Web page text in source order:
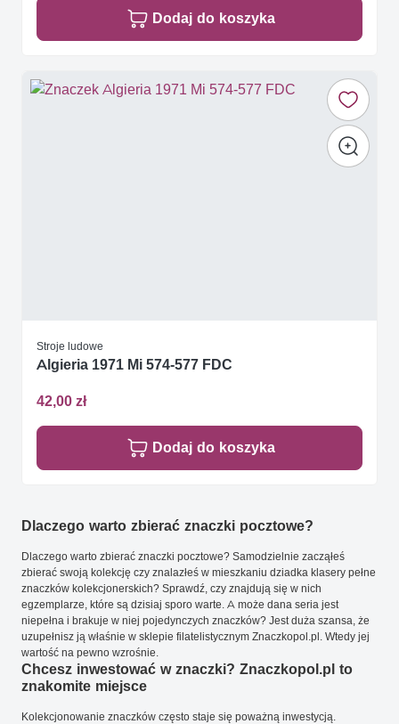
Dodaj do koszyka
Stroje ludowe
Algieria 1971 Mi 574-577 FDC
42,00 zł
Dodaj do koszyka
Dlaczego warto zbierać znaczki pocztowe?
Dlaczego warto zbierać znaczki pocztowe? Samodzielnie zacząłeś
zbierać swoją kolekcję czy znalazłeś w mieszkaniu dziadka klasery pełne
znaczków kolekcjonerskich? Sprawdź, czy znajdują się w nich
egzemplarze, które są dzisiaj sporo warte. A może dana seria jest
niepełna i brakuje w niej pojedynczych znaczków? Jest duża szansa, że
uzupełnisz ją właśnie w sklepie filatelistycznym Znaczkopol.pl. Wtedy jej
wartość na pewno wzrośnie.
Chcesz inwestować w znaczki? Znaczkopol.pl to
znakomite miejsce
Kolekcjonowanie znaczków często staje się poważną inwestycją.